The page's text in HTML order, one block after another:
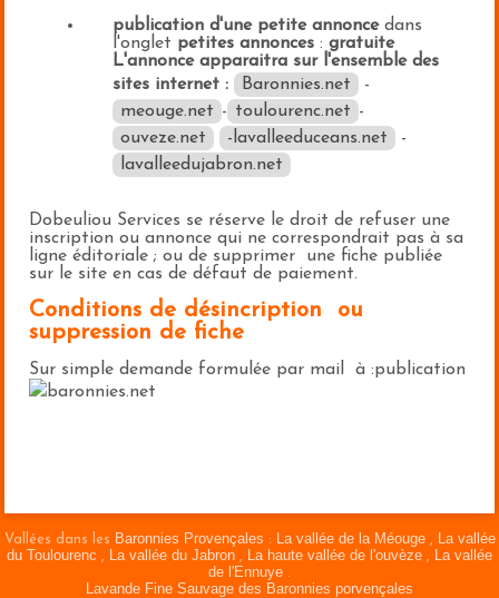
publication d'une petite annoncedans
l'onglet petites annonces: gratuite
L'annonce apparaitra sur l'ensemble des
sites internet :
Baronnies.net
-
meouge.net - toulourenc.net -
ouveze.net
-lavalleeduceans.net
-
lavalleedujabron.net
Dobeuliou Services se réserve le droit de refuser une
inscription ou annonce qui ne correspondrait pas à sa
ligne éditoriale ; ou de supprimer une fiche publiée
sur le site en cas de défaut de paiement.
Conditions de désincription ou
suppression de fiche
Sur simple demande formulée par mail à :publication
baronnies.net
Vallées dans les Baronnies Provençales : La vallée de la Méouge,
La vallée
du Toulourenc
La vallée du Jabron La haute vallée de l'ouvèze
La vallée
de l'Ennuye
Lavande Fine Sauvage des Baronnies porvençales